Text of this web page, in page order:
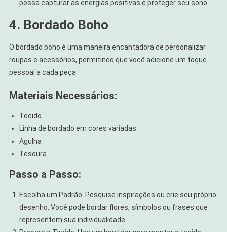
possa capturar as energias positivas e proteger seu sono.
4. Bordado Boho
O bordado boho é uma maneira encantadora de personalizar
roupas e acessórios, permitindo que você adicione um toque
pessoal a cada peça.
Materiais Necessários:
Tecido
Linha de bordado em cores variadas
Agulha
Tesoura
Passo a Passo:
Escolha um Padrão: Pesquise inspirações ou crie seu próprio
desenho. Você pode bordar flores, símbolos ou frases que
representem sua individualidade.